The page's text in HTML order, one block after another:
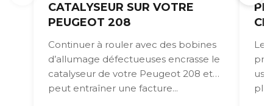
CATALYSEUR SUR VOTRE
PEUGEOT 208
Continuer à rouler avec des bobines
d’allumage défectueuses encrasse le
catalyseur de votre Peugeot 208 et
peut entraîner une facture...